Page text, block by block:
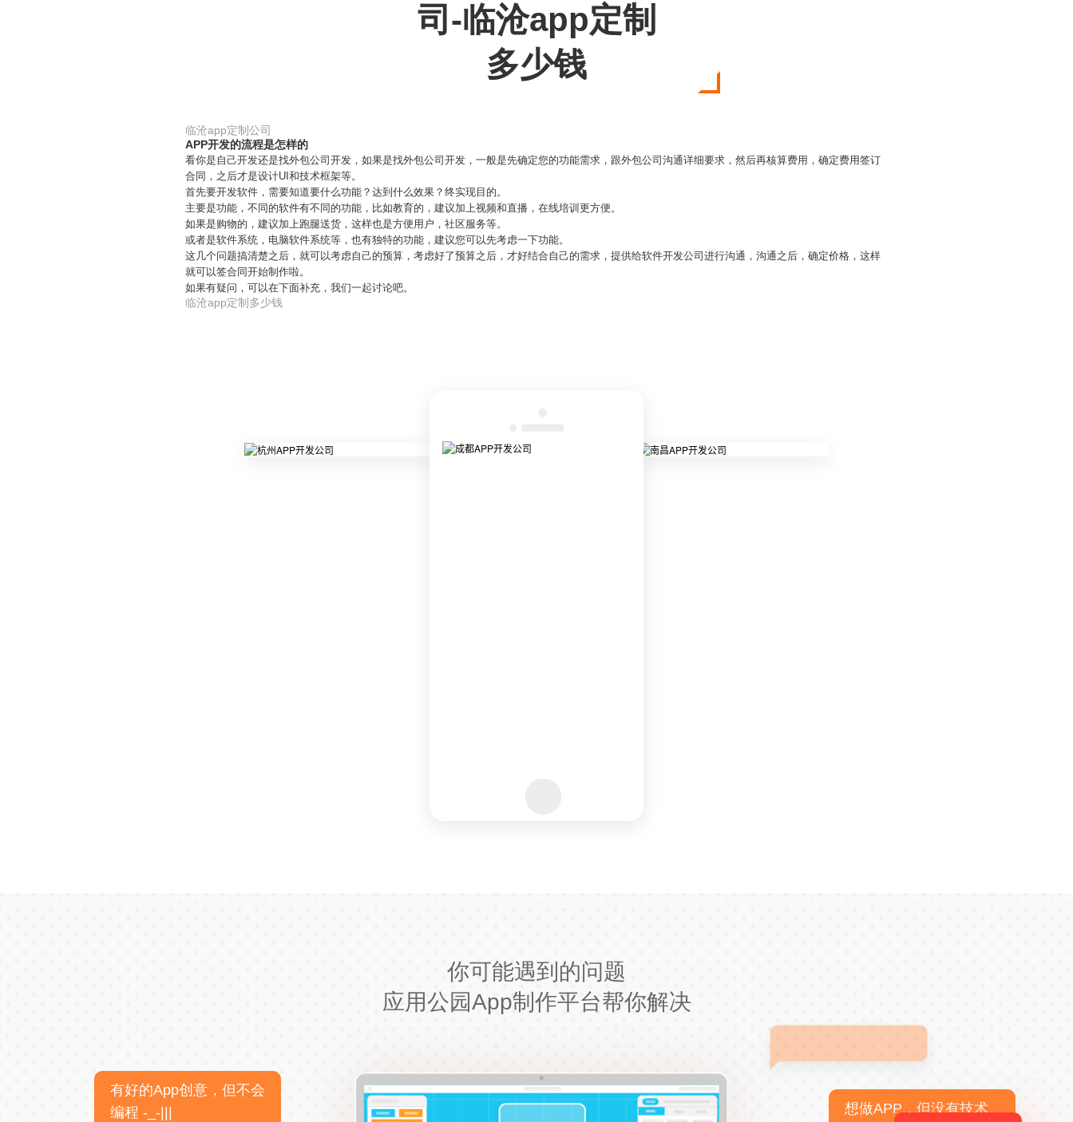
司-临沧app定制
多少钱
临沧app定制公司
APP开发的流程是怎样的
看你是自己开发还是找外包公司开发，如果是找外包公司开发，一般是先确定您的功能需求，跟外包公司沟通详细要求，然后再核算费用，确定费用签订
合同，之后才是设计UI和技术框架等。
首先要开发软件，需要知道要什么功能？达到什么效果？终实现目的。
主要是功能，不同的软件有不同的功能，比如教育的，建议加上视频和直播，在线培训更方便。
如果是购物的，建议加上跑腿送货，这样也是方便用户，社区服务等。
或者是软件系统，电脑软件系统等，也有独特的功能，建议您可以先考虑一下功能。
这几个问题搞清楚之后，就可以考虑自己的预算，考虑好了预算之后，才好结合自己的需求，提供给软件开发公司进行沟通，沟通之后，确定价格，这样
就可以签合同开始制作啦。
如果有疑问，可以在下面补充，我们一起讨论吧。
临沧app定制多少钱
你可能遇到的问题
应用公园App制作平台帮你解决
有好的App创意，但不会
编程 -_-|||
想做APP，但没有技术